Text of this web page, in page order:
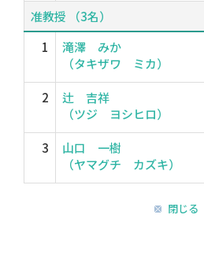
准教授 （3名）
1
滝澤 みか
（タキザワ ミカ）
2
辻 吉祥
（ツジ ヨシヒロ）
3
山口 一樹
（ヤマグチ カズキ）
閉じる